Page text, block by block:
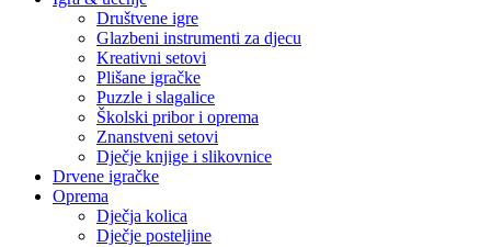
Društvene igre
Glazbeni instrumenti za djecu
Kreativni setovi
Plišane igračke
Puzzle i slagalice
Školski pribor i oprema
Znanstveni setovi
Dječje knjige i slikovnice
Drvene igračke
Oprema
Dječja kolica
Dječje posteljine